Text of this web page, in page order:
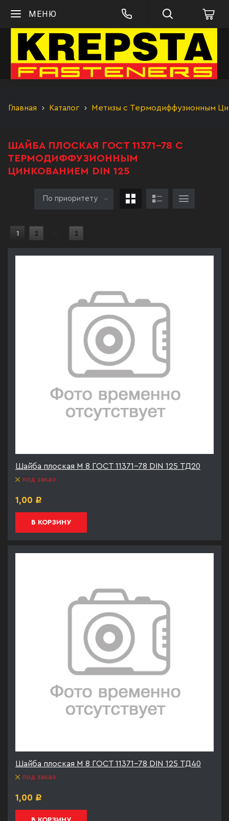
МЕНЮ
Главная Каталог Метизы с Термодиффузионным
ШАЙБА ПЛОСКАЯ ГОСТ 11371-78 С
ТЕРМОДИФФУЗИОННЫМ
ЦИНКОВАНИЕМ DIN 125
По приоритету
1 2 2
Шайба плоская М 8 ГОСТ 11371-78 DIN 125 ТД20
под заказ
1,00 Р
В КОРЗИНУ
Шайба плоская М 8 ГОСТ 11371-78 DIN 125 ТД40
под заказ
1,00 Р